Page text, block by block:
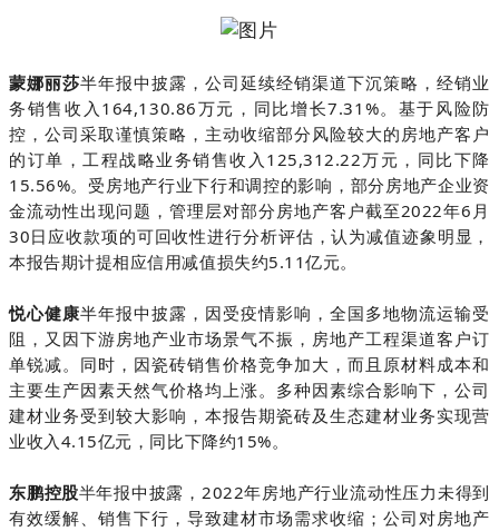
蒙娜丽莎半年报中披露，公司延续经销渠道下沉策略，经销业
务销售收入164,130.86万元，同比增长7.31%。基于风险防
控，公司采取谨慎策略，主动收缩部分风险较大的房地产客户
的订单，工程战略业务销售收入125,312.22万元，同比下降
15.56%。受房地产行业下行和调控的影响，部分房地产企业资
金流动性出现问题，管理层对部分房地产客户截至2022年6月
30日应收款项的可回收性进行分析评估，认为减值迹象明显，
本报告期计提相应信用减值损失约5.11亿元。
悦心健康半年报中披露，因受疫情影响，全国多地物流运输受
阻，又因下游房地产业市场景气不振，房地产工程渠道客户订
单锐减。同时，因瓷砖销售价格竞争加大，而且原材料成本和
主要生产因素天然气价格均上涨。多种因素综合影响下，公司
建材业务受到较大影响，本报告期瓷砖及生态建材业务实现营
业收入4.15亿元，同比下降约15%。
东鹏控股半年报中披露，2022年房地产行业流动性压力未得到
有效缓解、销售下行，导致建材市场需求收缩；公司对房地产